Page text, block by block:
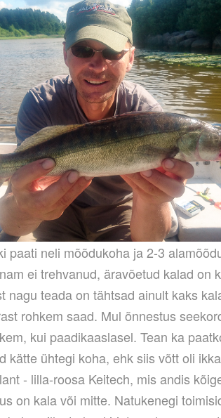
paati neli mõõdukoha ja 2-3
ei trehvanud, äravõetud kalad on
nagu teada on tähtsad ainult kaks
rohkem saad. Mul õnnestus
kui paadikaaslasel. Tean ka
kätte ühtegi koha, ehk siis võtt oli
- lilla-roosa Keitech, mis andis
on kala või mitte. Natukenegi